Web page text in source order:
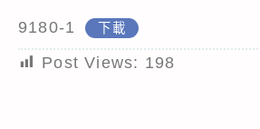
9180-1 下載
Post Views: 198